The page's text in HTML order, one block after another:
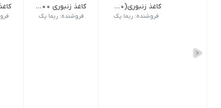
کاغذ زنبوری(۵۰۰ متری)
فروشنده: ریما پک
کاغذ زنبوری ۴۰۰ متری
فروشنده: ریما پک